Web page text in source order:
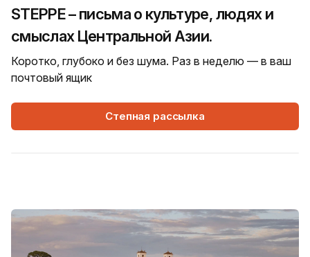
STEPPE – письма о культуре, людях и
смыслах Центральной Азии.
Коротко, глубоко и без шума. Раз в неделю — в ваш
почтовый ящик
Степная рассылка